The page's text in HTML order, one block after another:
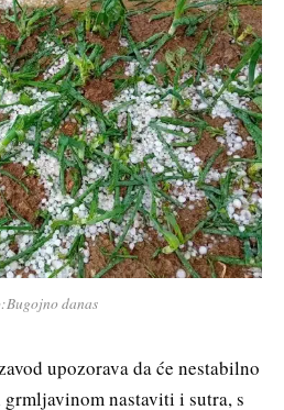
danas
upozorava da će nestabilno
nastaviti i sutra, s